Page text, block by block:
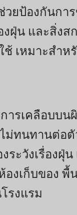
วยป้องกันก
ฝุ่น และสิ่งส
ช้ เหมาะส
ารเคลือบบ
ทนทานต่อตั
ระวังเรื่อง
งเก็บของ พื้
รงแรม